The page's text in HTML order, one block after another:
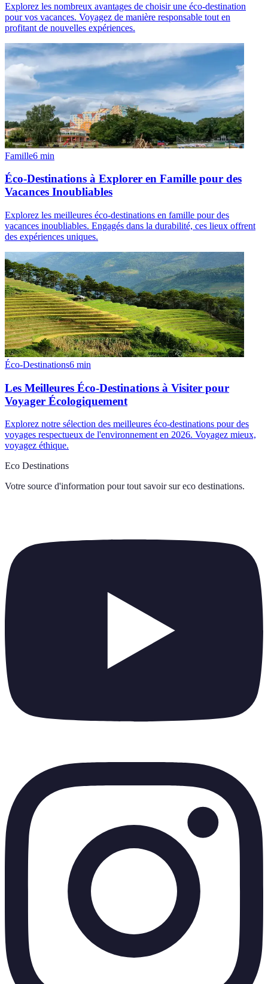
Explorez les nombreux avantages de choisir une éco-destination
pour vos vacances. Voyagez de manière responsable tout en
profitant de nouvelles expériences.
Famille6 min
Éco-Destinations à Explorer en Famille pour des
Vacances Inoubliables
Explorez les meilleures éco-destinations en famille pour des
vacances inoubliables. Engagés dans la durabilité, ces lieux offrent
des expériences uniques.
Éco-Destinations6 min
Les Meilleures Éco-Destinations à Visiter pour
Voyager Écologiquement
Explorez notre sélection des meilleures éco-destinations pour des
voyages respectueux de l'environnement en 2026. Voyagez mieux,
voyagez éthique.
Eco Destinations
Votre source d'information pour tout savoir sur eco destinations.